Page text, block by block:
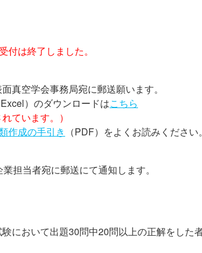
付は終了しました。
真空学会事務局宛に郵送願います。
）のダウンロードはこちら
ています。）
作成の手引き （PDF）をよくお読みください。
担当者宛に郵送にて通知します。
において出題30問中20問以上の正解をした者